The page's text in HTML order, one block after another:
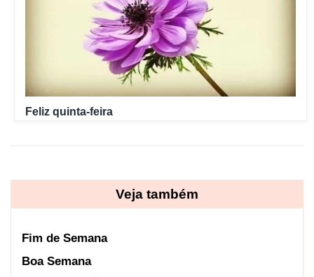
Feliz quinta-feira
Veja também
Fim de Semana
Boa Semana